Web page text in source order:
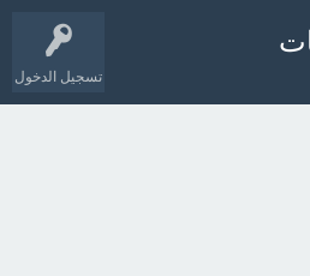
تسجيل الدخول